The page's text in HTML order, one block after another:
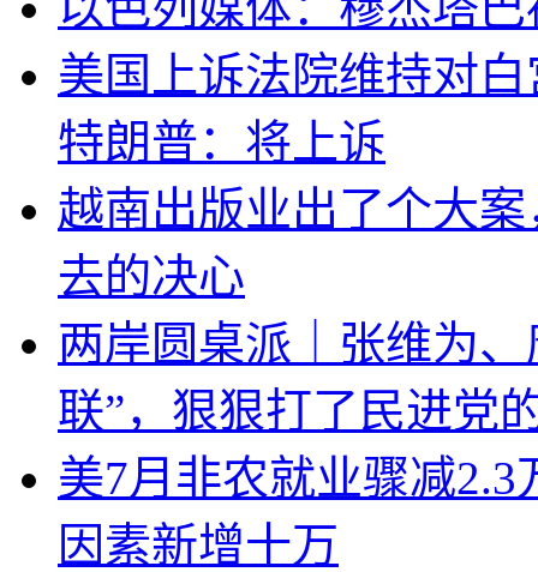
美国上诉法院维持对
特朗普：将上诉
越南出版业出了个大
去的决心
两岸圆桌派｜张维为
联”，狠狠打了民进党
美7月非农就业骤减
因素新增十万